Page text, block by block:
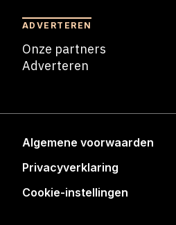
ADVERTEREN
Onze partners
Adverteren
Algemene voorwaarden
Privacyverklaring
Cookie-instellingen